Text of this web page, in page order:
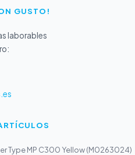
GUSTO!
laborables
Type MP C300 Yellow (M0263024)